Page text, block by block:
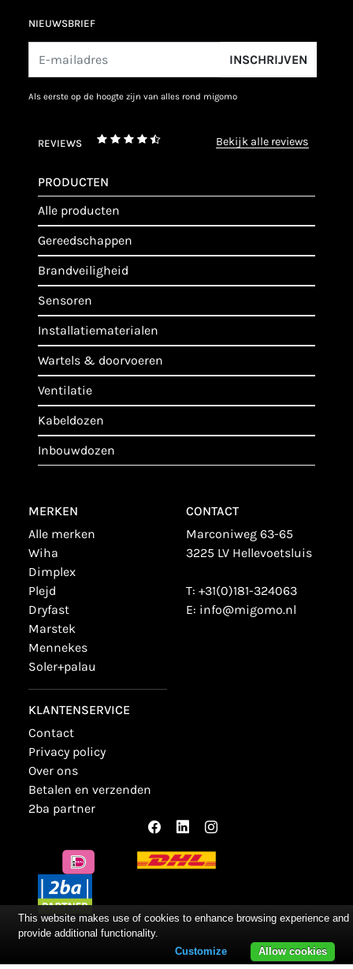
NIEUWSBRIEF
INSCHRIJVEN
als eerste op de hoogte zijn van alles rond migomo
REVIEWS bekijk alle reviews
PRODUCTEN
alle producten
gereedschappen
brandveiligheid
sensoren
installatiematerialen
wartels & doorvoeren
ventilatie
kabeldozen
inbouwdozen
MERKEN
alle merken
wiha
dimplex
plejd
dryfast
marstek
mennekes
soler+palau
KLANTENSERVICE
contact
privacy policy
over ons
betalen en verzenden
2ba partner
CONTACT
Marconiweg 63-65
3225 LV Hellevoetsluis
T: +31(0)181-324063
E: info@migomo.nl
This website makes use of cookies to enhance browsing experience and
provide additional functionality.
Allow cookies
Customize